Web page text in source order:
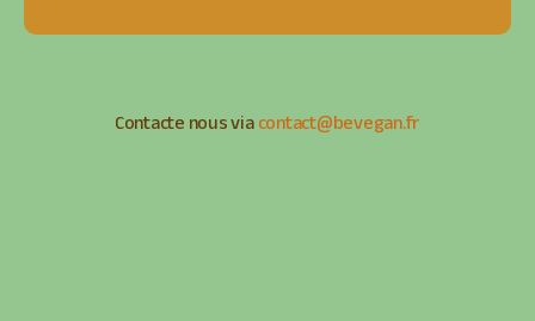
Contacte nous viacontact@bevegan.fr